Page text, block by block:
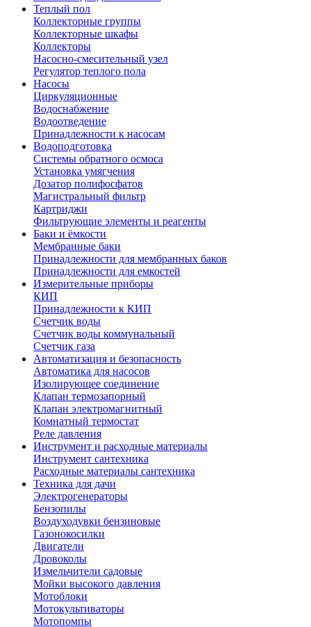
Теплый пол
Коллекторные группы
Коллекторные шкафы
Коллекторы
Насосно-смесительный узел
Регулятор теплого пола
Насосы
Циркуляционные
Водоснабжение
Водоотведение
Принадлежности к насосам
Водоподготовка
Системы обратного осмоса
Установка умягчения
Дозатор полифосфатов
Магистральный фильтр
Картриджи
Фильтрующие элементы и реагенты
Баки и ёмкости
Мембранные баки
Принадлежности для мембранных баков
Принадлежности для емкостей
Измерительные приборы
КИП
Принадлежности к КИП
Счетчик воды
Счетчик воды коммунальный
Счетчик газа
Автоматизация и безопасность
Автоматика для насосов
Изолирующее соединение
Клапан термозапорный
Клапан электромагнитный
Комнатный термостат
Реле давления
Инструмент и расходные материалы
Инструмент сантехника
Расходные материалы сантехника
Техника для дачи
Электрогенераторы
Бензопилы
Воздуходувки бензиновые
Газонокосилки
Двигатели
Дровоколы
Измельчители садовые
Мойки высокого давления
Мотоблоки
Мотокультиваторы
Мотопомпы